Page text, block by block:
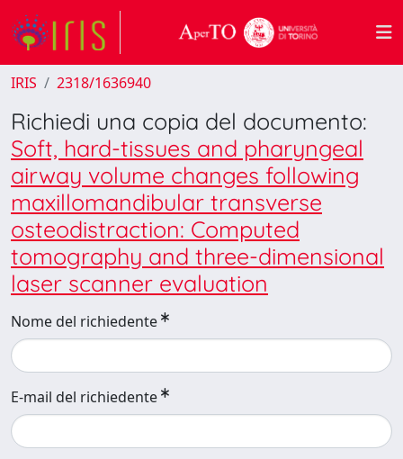
IRIS 2318/1636940
Richiedi una copia del documento:
Soft, hard-tissues and pharyngeal
airway volume changes following
maxillomandibular transverse
osteodistraction: Computed
tomography and three-dimensional
laser scanner evaluation
Nome del richiedente
E-mail del richiedente